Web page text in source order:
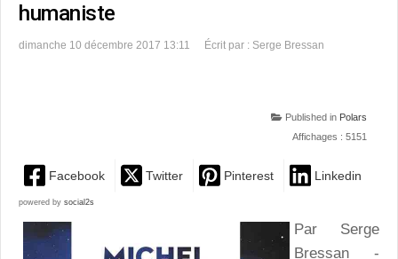
humaniste
dimanche 10 décembre 2017 13:11 Écrit par : Serge Bressan
Published in Polars
Affichages : 5151
Facebook Twitter Pinterest Linkedin
powered by social2s
Par Serge
Bressan -